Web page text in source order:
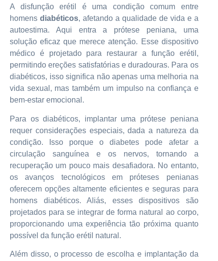
A disfunção erétil é uma condição comum entre
homens diabéticos, afetando a qualidade de vida e a
autoestima. Aqui entra a prótese peniana, uma
solução eficaz que merece atenção. Esse dispositivo
médico é projetado para restaurar a função erétil,
permitindo ereções satisfatórias e duradouras. Para os
diabéticos, isso significa não apenas uma melhoria na
vida sexual, mas também um impulso na confiança e
bem-estar emocional.
Para os diabéticos, implantar uma prótese peniana
requer considerações especiais, dada a natureza da
condição. Isso porque o diabetes pode afetar a
circulação sanguínea e os nervos, tornando a
recuperação um pouco mais desafiadora. No entanto,
os avanços tecnológicos em próteses penianas
oferecem opções altamente eficientes e seguras para
homens diabéticos. Aliás, esses dispositivos são
projetados para se integrar de forma natural ao corpo,
proporcionando uma experiência tão próxima quanto
possível da função erétil natural.
Além disso, o processo de escolha e implantação da